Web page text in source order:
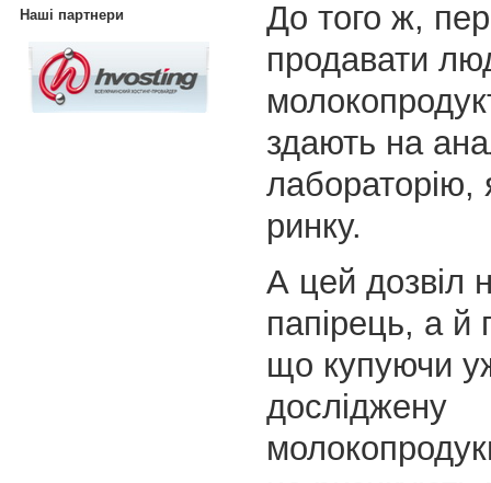
Наші партнери
До того ж,
продавати
здають на
лабораторію,
ринку.
А цей дозвіл
папірець, а й
що купуючи
досліджену